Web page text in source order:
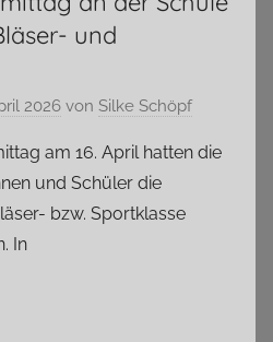
und
2026 von Silke Schöpf
am 16. April hatten die
und Schüler die
bzw. Sportklasse
In